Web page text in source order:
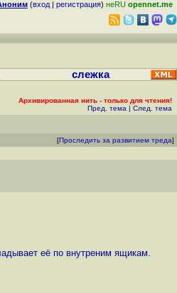
(вход | регистрация) неRU opennet.me
слежка
Архивированная нить - только для чтения!
Пред. тема | След. тема
[Проследить за развитием треда]
её по внутреним ящикам.